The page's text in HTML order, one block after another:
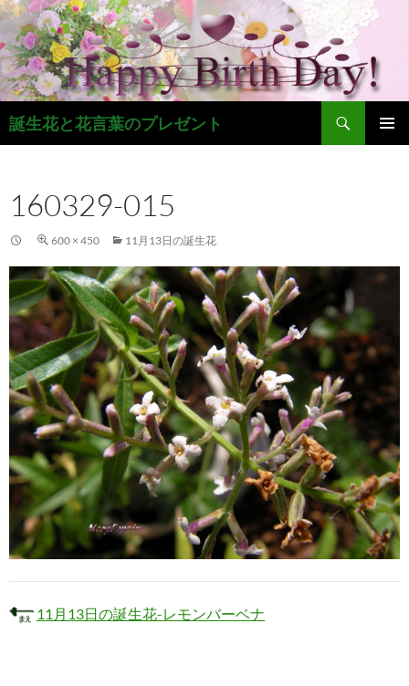
コ
ン
テ
ン
ツ
へ
ス
プ
誕生花と花言葉のプレゼント
検
索
160329-015
600 × 450 11月13日の誕生花
11月13日の誕生花-レモンバーベナ